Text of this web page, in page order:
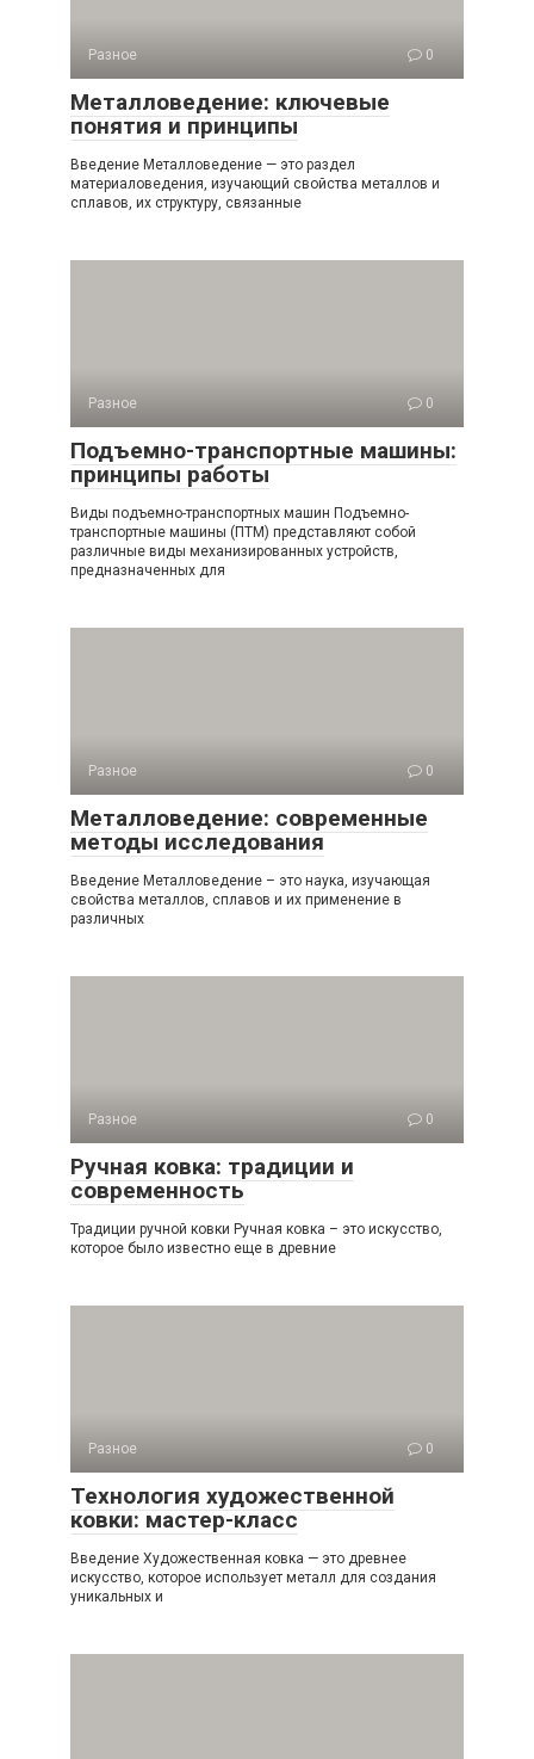
Разное 0
Металловедение: ключевые
понятия и принципы
Введение Металловедение — это раздел
материаловедения, изучающий свойства металлов и
сплавов, их структуру, связанные
Разное 0
Подъемно-транспортные машины:
принципы работы
Виды подъемно-транспортных машин Подъемно-
транспортные машины (ПТМ) представляют собой
различные виды механизированных устройств,
предназначенных для
Разное 0
Металловедение: современные
методы исследования
Введение Металловедение – это наука, изучающая
свойства металлов, сплавов и их применение в
различных
Разное 0
Ручная ковка: традиции и
современность
Традиции ручной ковки Ручная ковка – это искусство,
которое было известно еще в древние
Разное 0
Технология художественной
ковки: мастер-класс
Введение Художественная ковка — это древнее
искусство, которое использует металл для создания
уникальных и